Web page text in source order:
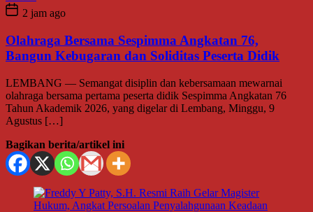
2 jam ago
Olahraga Bersama Sespimma Angkatan 76,
Bangun Kebugaran dan Soliditas Peserta Didik
LEMBANG — Semangat disiplin dan kebersamaan mewarnai
olahraga bersama pertama peserta didik Sespimma Angkatan 76
Tahun Akademik 2026, yang digelar di Lembang, Minggu, 9
Agustus […]
Bagikan berita/artikel ini